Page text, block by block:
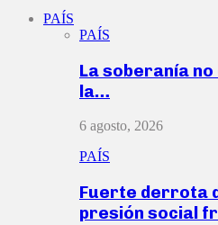
PAÍS
PAÍS
La soberanía
la…
6 agosto, 2026
PAÍS
Fuerte derrota
presión social